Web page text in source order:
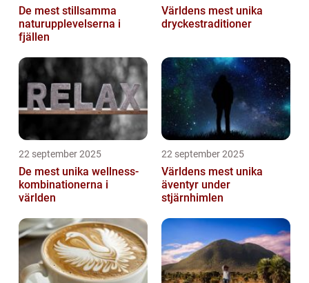
De mest stillsamma
naturupplevelserna i
fjällen
Världens mest unika
dryckestraditioner
22 september 2025
De mest unika wellness-
kombinationerna i
världen
22 september 2025
Världens mest unika
äventyr under
stjärnhimlen